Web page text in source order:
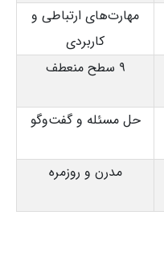
مهارت‌های ارتباطی و
کاربردی
حل مسئله و گفت‌وگو
مدرن و روزمره